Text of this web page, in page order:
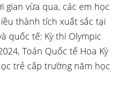
gian vừa qua, các em học
thành tích xuất sắc tại
quốc tế: Kỳ thi Olympic
Toán Quốc tế Hoa Kỳ
trẻ cấp trường năm học